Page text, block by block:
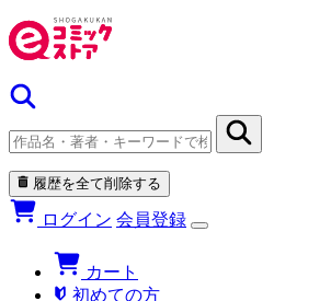
履歴を全て削除する
ログイン 会員登録
カート
初めての方